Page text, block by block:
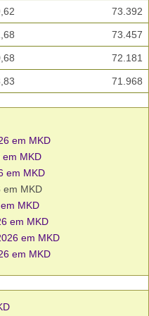
73.392
73.457
72.181
71.968
em MKD
em MKD
em MKD
em MKD
MKD
em MKD
em MKD
em MKD